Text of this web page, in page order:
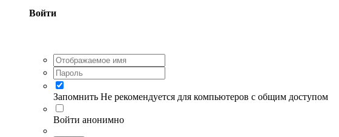
Войти
Запомнить Не рекомендуется для компьютеров с общим доступом
Войти анонимно